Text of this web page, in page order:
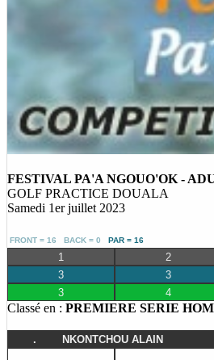
FESTIVAL PA'A NGOUO'OK -
GOLF PRACTICE DOUALA
Samedi 1er juillet 2023
FRONT = 16 BACK = 0 PAR = 16
1 2
3
3
3
4
Classé en : PREMIERE SERIE
. NKONTCHOU ALAIN